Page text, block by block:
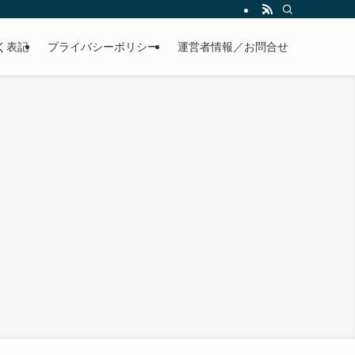
表記 プライバシーポリシー 運営者情報／お問合せ